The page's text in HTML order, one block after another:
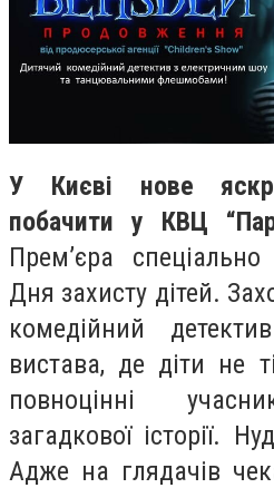
У Києві нове
побачити у КВЦ
Премʼєра
Дня захисту дітей.
комедійний
вистава, де діти не
повноцінні
загадкової історії.
Адже на глядачів